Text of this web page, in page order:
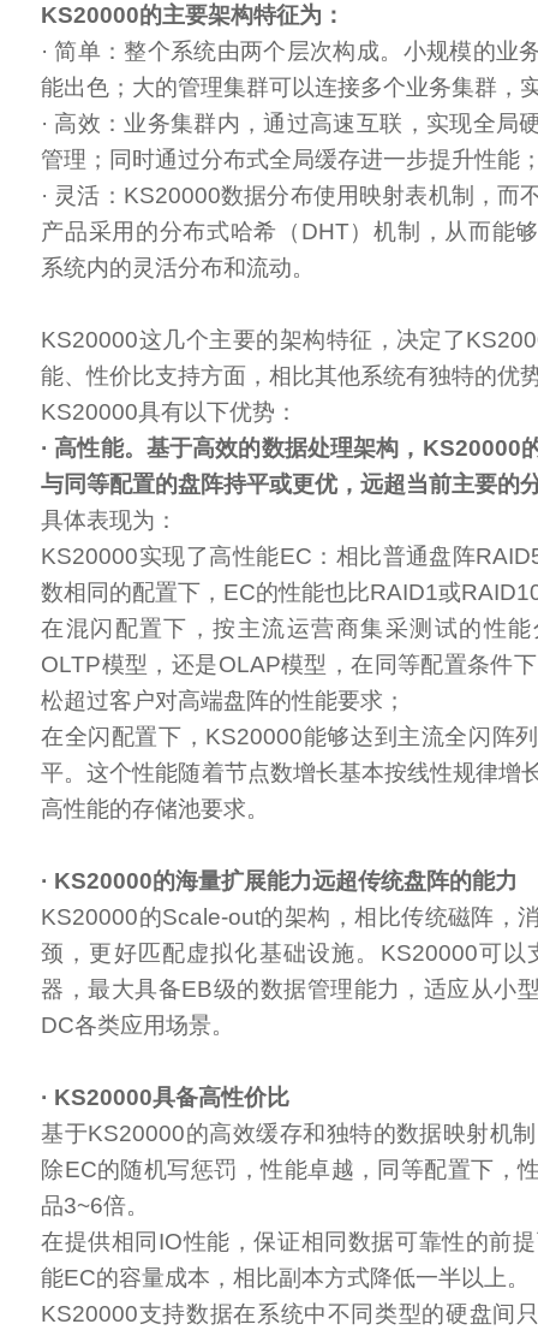
KS20000的主要架构特征为：
· 简单：整个系统由两个层次构成。小规模的业
能出色；大的管理集群可以连接多个业务集群，
· 高效：业务集群内，通过高速互联，实现全局
管理；同时通过分布式全局缓存进一步提升性能
· 灵活：KS20000数据分布使用映射表机制，而
产品采用的分布式哈希（DHT）机制，从而能
系统内的灵活分布和流动。
KS20000这几个主要的架构特征，决定了
能、性价比支持方面，相比其他系统有独特的优
KS20000具有以下优势：
· 高性能。基于高效的数据处理架构，KS20000
与同等配置的盘阵持平或更优，远超当前主要的
具体表现为：
KS20000实现了高性能EC：相比普通盘阵
数相同的配置下，EC的性能也比RAID1或
在混闪配置下，按主流运营商集采测试的性
OLTP模型，还是OLAP模型，在同等配置条件
松超过客户对高端盘阵的性能要求；
在全闪配置下，KS20000能够达到主流全闪阵
平。这个性能随着节点数增长基本按线性规律增
高性能的存储池要求。
· KS20000的海量扩展能力远超传统盘阵的能力
KS20000的Scale-out的架构，相比传统磁阵，
颈，更好匹配虚拟化基础设施。KS20000可以
器，最大具备EB级的数据管理能力，适应从小
DC各类应用场景。
· KS20000具备高性价比
基于KS20000的高效缓存和独特的数据映射机
除EC的随机写惩罚，性能卓越，同等配置下，
品3~6倍。
在提供相同IO性能，保证相同数据可靠性的前
能EC的容量成本，相比副本方式降低一半以上。
KS20000支持数据在系统中不同类型的硬盘间